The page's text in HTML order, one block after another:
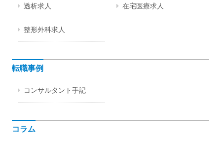
透析求人 在宅医療求人
整形外科求人
転職事例
コンサルタント手記
コラム